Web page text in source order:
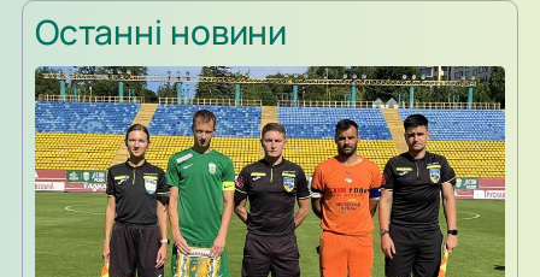
вийшов різним. Новачок Першої ліги «Куликів-Білка» у…
Останні новини